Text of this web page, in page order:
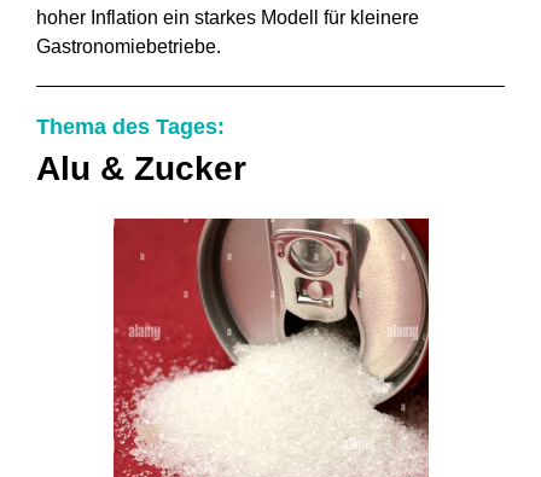
hoher Inflation ein starkes Modell für kleinere
Gastronomiebetriebe.
Thema des Tages:
Alu & Zucker